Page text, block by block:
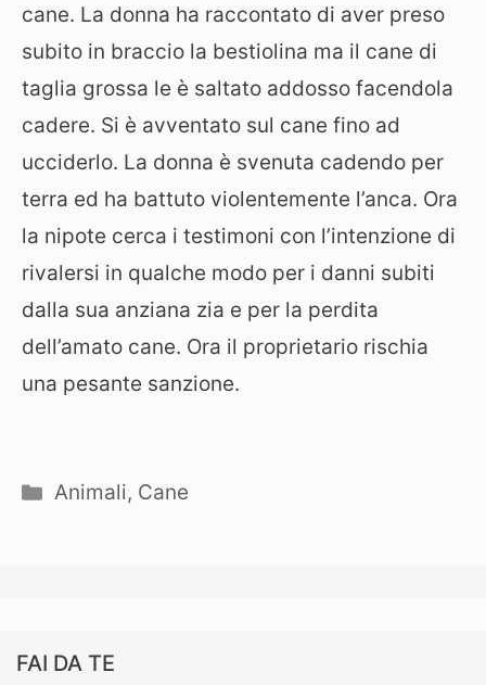
cane. La donna ha raccontato di aver preso
subito in braccio la bestiolina ma il cane di
taglia grossa le è saltato addosso facendola
cadere. Si è avventato sul cane fino ad
ucciderlo. La donna è svenuta cadendo per
terra ed ha battuto violentemente l’anca. Ora
la nipote cerca i testimoni con l’intenzione di
rivalersi in qualche modo per i danni subiti
dalla sua anziana zia e per la perdita
dell’amato cane. Ora il proprietario rischia
una pesante sanzione.
Categorie
Animali, Cane
FAI DA TE